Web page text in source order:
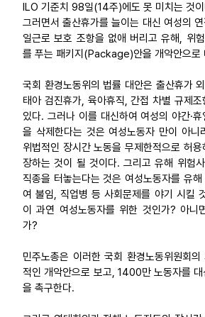
ILO 기준치 98일(14주)에도 못 미치는 것
그러면서 출산휴가를 늘이는 대신 여성의
일근로 보호 조항을 없애 버리고 유해, 위
를 푸는 패키지(Package)안을 개악안으로
국회 환경노동위의 법률 대안은 출산휴가
태아 검진휴가, 육아휴직, 간접 차별 규제
있다. 그러나 이를 대신하여 여성의 야간·
을 삭제한다는 것은 여성노동자 만이 아니
위법적인 장시간 노동을 무제한적으로 허
장하는 것이 될 것이다. 그리고 유해 위험
직종을 터놓는다는 것은 여성노동자를 유
여 불임, 직업병 등 사회문제를 야기 시킬
이 과연 여성노동자를 위한 것인가? 아니
가?
민주노총은 이러한 국회 환경노동위원회
적인 개악안으로 보고, 1400만 노동자를
을 촉구한다.